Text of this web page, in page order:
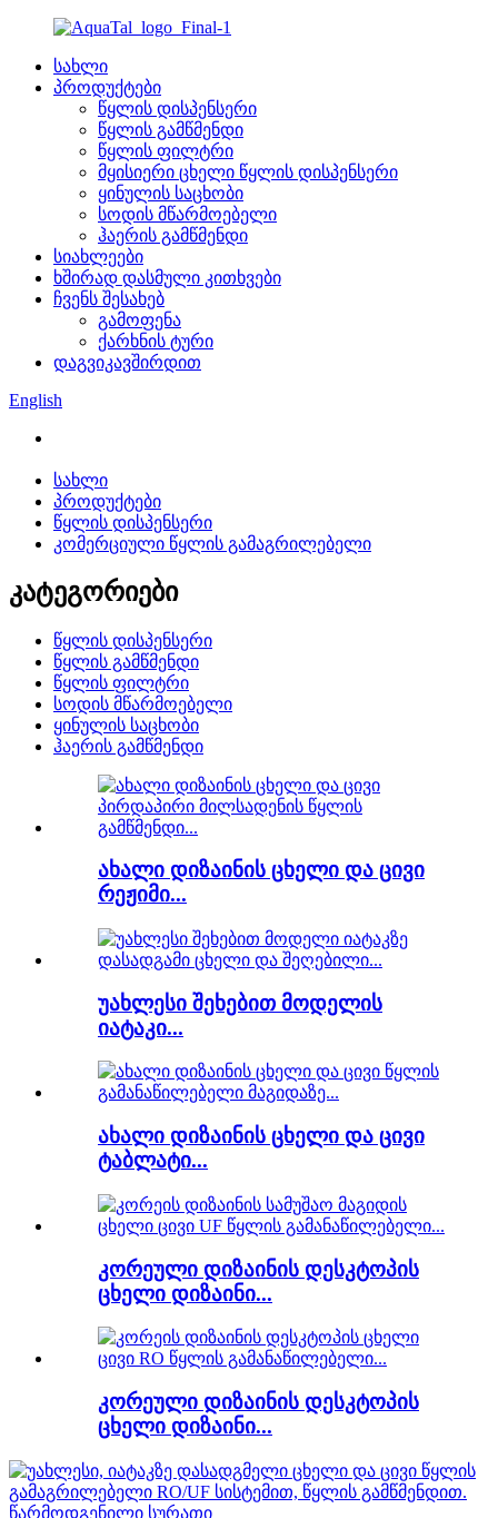
სახლი
პროდუქტები
წყლის დისპენსერი
წყლის გამწმენდი
წყლის ფილტრი
მყისიერი ცხელი წყლის დისპენსერი
ყინულის საცხობი
სოდის მწარმოებელი
ჰაერის გამწმენდი
სიახლეები
ხშირად დასმული კითხვები
ჩვენს შესახებ
გამოფენა
ქარხნის ტური
დაგვიკავშირდით
English
სახლი
პროდუქტები
წყლის დისპენსერი
კომერციული წყლის გამაგრილებელი
კატეგორიები
წყლის დისპენსერი
წყლის გამწმენდი
წყლის ფილტრი
სოდის მწარმოებელი
ყინულის საცხობი
ჰაერის გამწმენდი
ახალი დიზაინის ცხელი და ცივი
რეჟიმი...
უახლესი შეხებით მოდელის
იატაკი...
ახალი დიზაინის ცხელი და ცივი
ტაბლატი...
კორეული დიზაინის დესკტოპის
ცხელი დიზაინი...
კორეული დიზაინის დესკტოპის
ცხელი დიზაინი...